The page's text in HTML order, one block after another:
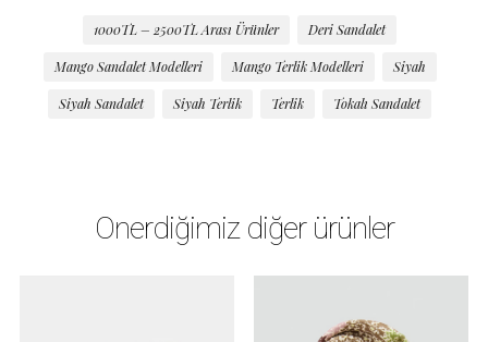
1000TL – 2500TL Arası Ürünler Deri Sandalet
Mango Sandalet Modelleri Mango Terlik Modelleri Siyah
Siyah Sandalet Siyah Terlik Terlik Tokalı Sandalet
Önerdiğimiz diğer ürünler